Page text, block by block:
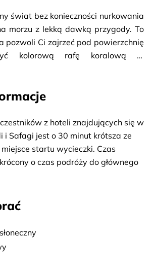
świat bez konieczności nurkowania
morzu z lekką dawką przygody. To
pozwoli Ci zajrzeć pod powierzchnię
kolorową rafę koralową w
na pokładzie
z największych bogactw morza
. Dzięki dużym panoramicznym
mógł podziwiać podwodny świat z
kolorowe ryby i fascynujące
które tworzą niezwykły,
zatrzyma się na otwartym morzu.
i kontakt z wodą – możesz
życie lub po prostu zrelaksować
ciesząc się spokojem i widokami. W
otrzymasz również
z hoteli znajdujących się w
i Safagi jest o 30 minut krótsza ze
startu wycieczki. Czas
o czas podróży do głównego